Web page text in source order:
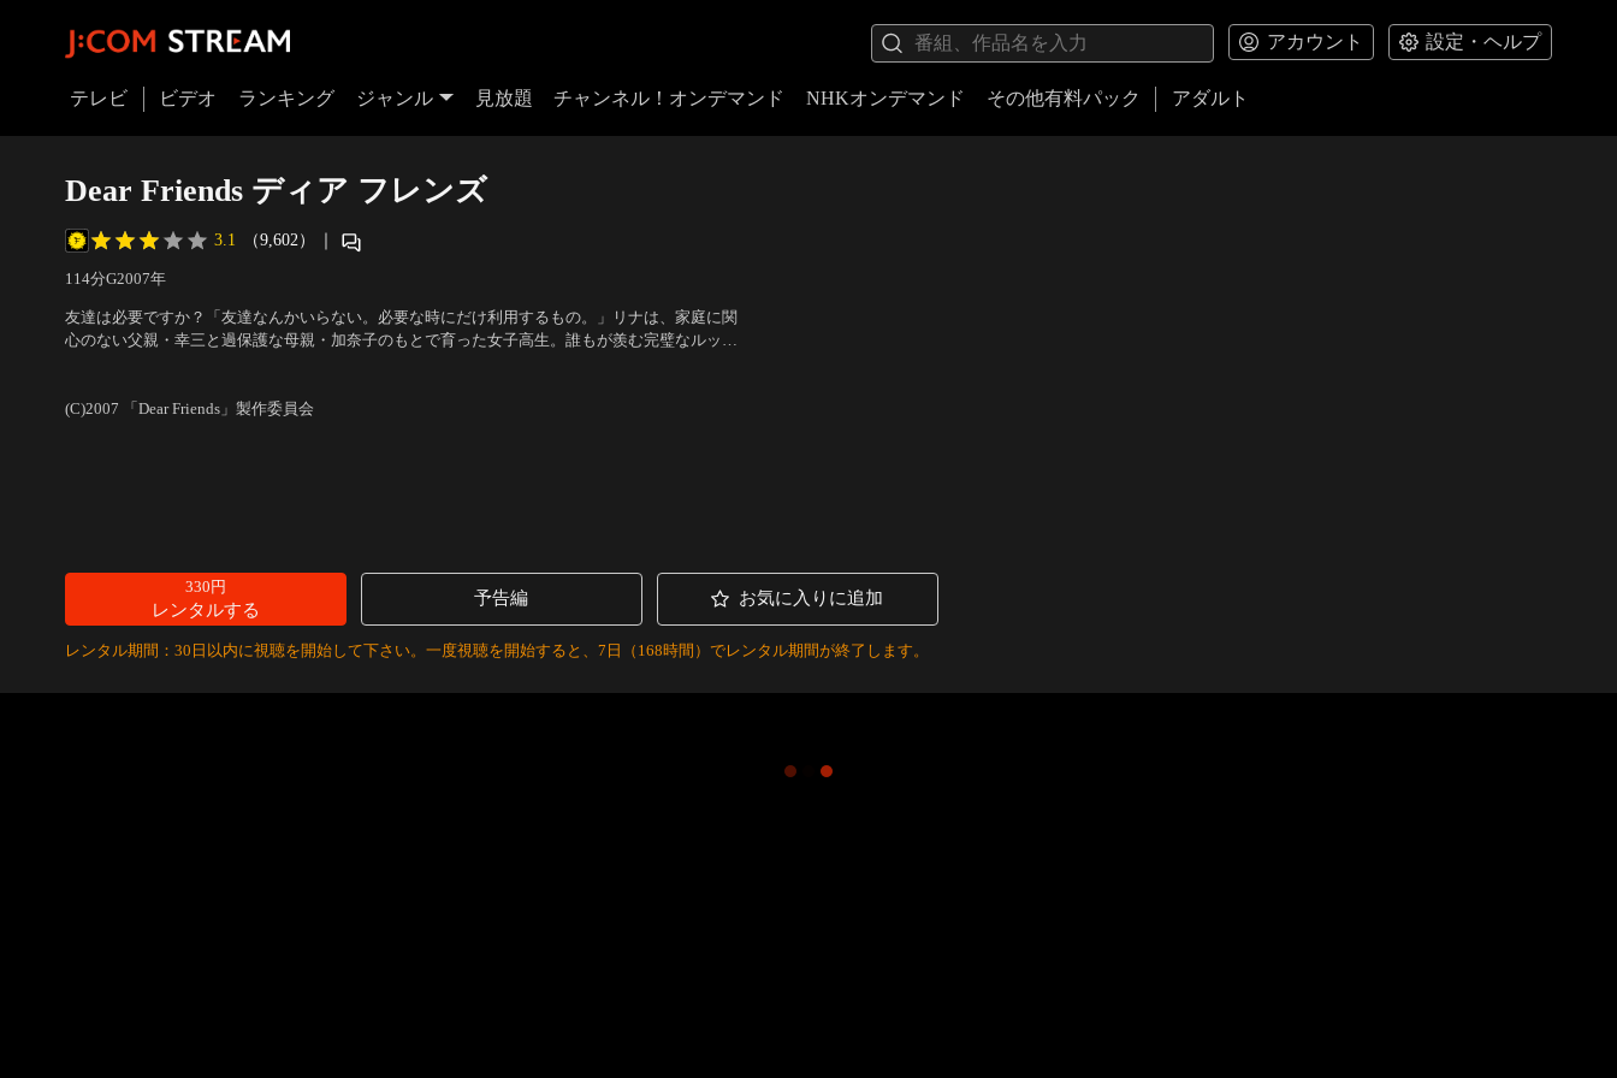
アカウント 設定・ヘルプ
テレビ ビデオ ランキング ジャンル 見放題 チャンネル！オンデマンド NHKオンデマンド その他有料パック アダルト
Dear Friends ディア フレンズ
3.1 （9,602） ｜
114分G2007年
友達は必要ですか？「友達なんかいらない。必要な時にだけ利用するもの。」リナは、家庭に関
心のない父親・幸三と過保護な母親・加奈子のもとで育った女子高生。誰もが羨む完璧なルック
(C)2007 「Dear Friends」製作委員会
330円
レンタルする
予告編 お気に入りに追加
レンタル期間：30日以内に視聴を開始して下さい。一度視聴を開始すると、7日（168時間）でレンタル期間が終了します。